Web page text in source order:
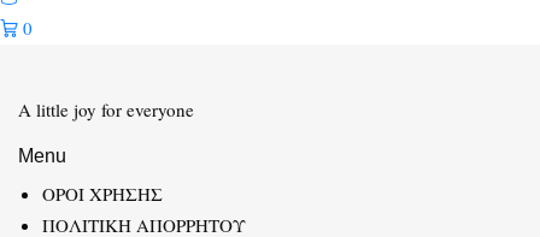
0
A little joy for everyone
Menu
ΟΡΟΙ ΧΡΗΣΗΣ
ΠΟΛΙΤΙΚΗ ΑΠΟΡΡΗΤΟΥ